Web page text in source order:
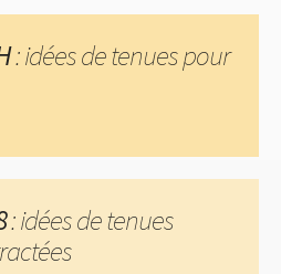
: idées de tenues pour
: idées de tenues